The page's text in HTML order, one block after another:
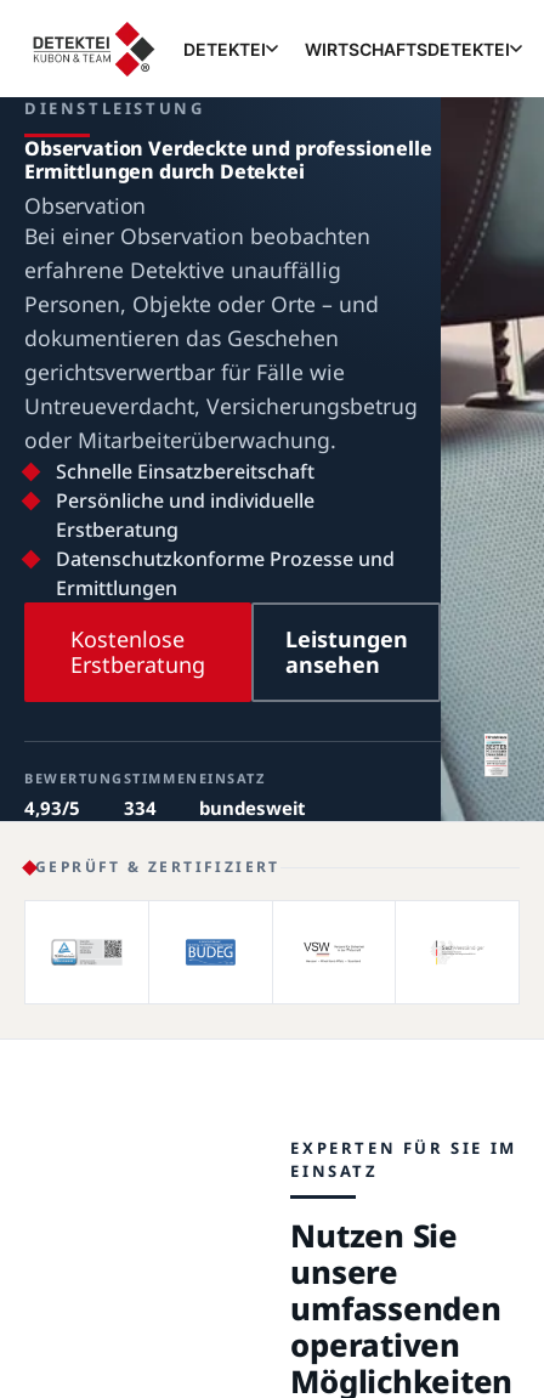
DETEKTEI WIRTSCHAFTSDETEKTEI
DIENSTLEISTUNG
Observation Verdeckte und professionelle
Ermittlungen durch Detektei
Observation
Bei einer Observation beobachten
erfahrene Detektive unauffällig
Personen, Objekte oder Orte – und
dokumentieren das Geschehen
gerichtsverwertbar für Fälle wie
Untreueverdacht, Versicherungsbetrug
oder Mitarbeiterüberwachung.
Schnelle Einsatzbereitschaft
Persönliche und individuelle
Erstberatung
Datenschutzkonforme Prozesse und
Ermittlungen
Kostenlose
Erstberatung
Leistungen
ansehen
BEWERTUNG
4,93/5
STIMMEN
334
EINSATZ
bundesweit
GEPRÜFT & ZERTIFIZIERT
EXPERTEN FÜR SIE IM
EINSATZ
Nutzen Sie
unsere
umfassenden
operativen
Möglichkeiten